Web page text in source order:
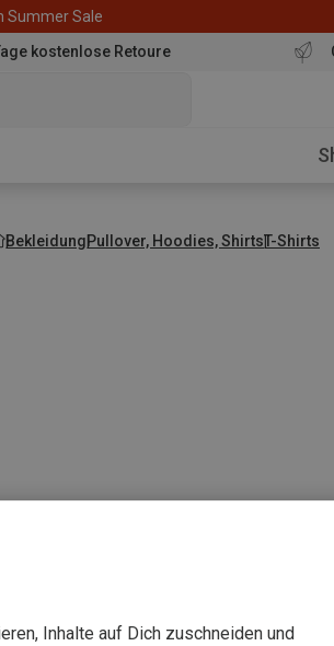
Summer Sale
kostenlose Retoure
BekleidungPullover, Hoodies, ShirtsT-Shirts
Inhalte auf Dich zuschneiden und